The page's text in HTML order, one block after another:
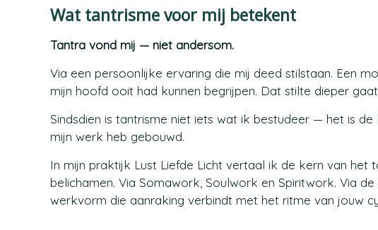
Wat tantrisme voor mij betekent
Tantra vond mij — niet andersom.
Via een persoonlijke ervaring die mij deed stilstaan. Een
mijn hoofd ooit had kunnen begrijpen. Dat stilte dieper
Sindsdien is tantrisme niet iets wat ik bestudeer — het is
mijn werk heb gebouwd.
In mijn praktijk Lust Liefde Licht vertaal ik de kern van het
belichamen. Via Somawork, Soulwork en Spiritwork. Via
werkvorm die aanraking verbindt met het ritme van jouw